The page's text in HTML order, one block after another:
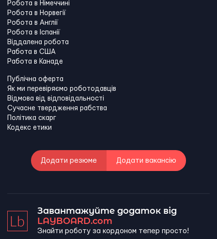
Робота в Німеччині
Робота в Норвегії
Робота в Англії
Робота в Іспанії
Віддалена робота
Работа в США
Работа в Канадe
Публічна оферта
Як ми перевіряємо роботодавців
Відмова від відповідальності
Сучасне твердження рабства
Політика скарг
Кодекс етики
Додати резюме Додати вакансію
Завантажуйте додаток від
LAYBOARD.com
Знайти роботу за кордоном тепер просто!